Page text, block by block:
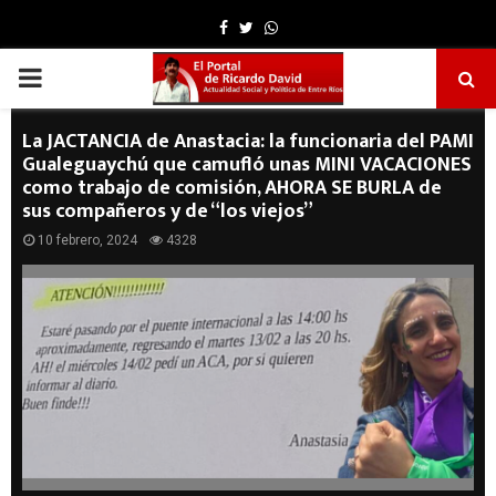
Facebook
TwitterWhatsapp
PRIMARY
MENU
La JACTANCIA de Anastacia: la funcionaria del PAMI
Gualeguaychú que camufló unas MINI VACACIONES
como trabajo de comisión, AHORA SE BURLA de
sus compañeros y de “los viejos”
10 febrero, 2024 4328